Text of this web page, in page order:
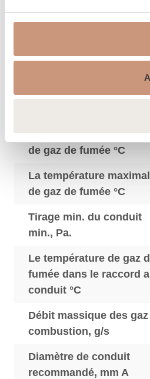
Dimensions du raccord
La température
de gaz de fumée °C
La température
de gaz de fumée °C
Tirage min. du conduit
min., Pa.
Le température de gaz
fumée dans le raccord
conduit °C
Débit massique des
combustion, g/s
Diamètre de conduit
recommandé, mm A